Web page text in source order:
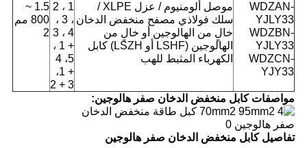
WDZAN-
YJLY33
WDZBN-
YJLY33
WDZCN-
YJY33
موصل ألومنيوم / عزل XLPE /
سلك فولاذي مصفح منخفض الدخان
خالٍ من الهالوجين أو خالٍ من
الهالوجين (LSHF أو LSZH) كابل
الكهرباء المثبط للهب
1 ، 2
، 3 ،
4 ، 3
+ 1 ،
5، 4
+ 1،
3 + 2
1.5 ~
800 مم
2
مواصفات كابل منخفض الدخان صفر هالوجين:
تفاصيل كابل منخفض الدخان صفر هالوجين